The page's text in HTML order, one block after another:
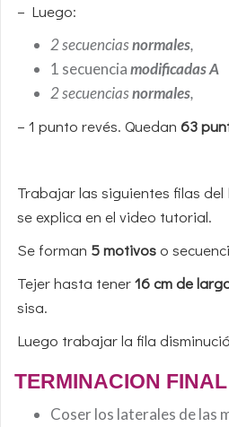
– Luego:
2 secuenciasnormales,
1 secuenciamodificadas A
2 secuenciasnormales,
– 1 punto revés. Quedan 63
Trabajar las siguientes filas del
se explica en el video tutorial.
Se forman 5 motivoso
Tejer hasta tener16 cm de
sisa.
Luego trabajar la fila
TERMINACION FINAL
Coser los laterales de las